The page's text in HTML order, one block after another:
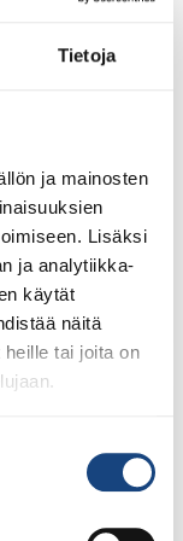
Tietoja
ja mainosten
Lisäksi
ja analytiikka-
käytät
näitä
tai joita on
A-Judo/VI